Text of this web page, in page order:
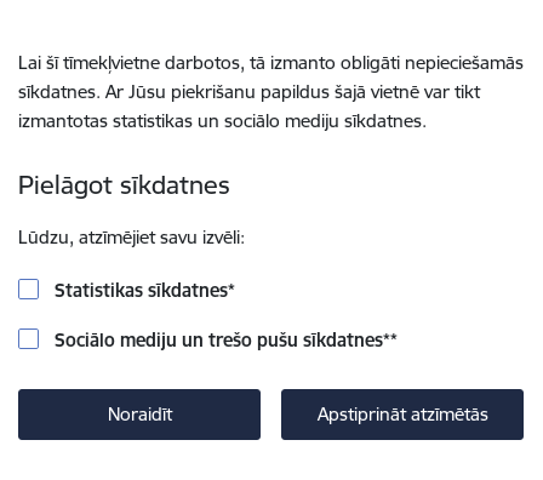
Lai šī tīmekļvietne darbotos, tā izmanto obligāti nepieciešamās
sīkdatnes. Ar Jūsu piekrišanu papildus šajā vietnē var tikt
izmantotas statistikas un sociālo mediju sīkdatnes.
Pielāgot sīkdatnes
Lūdzu, atzīmējiet savu izvēli:
Statistikas sīkdatnes*
Sociālo mediju un trešo pušu sīkdatnes**
Noraidīt Apstiprināt atzīmētās